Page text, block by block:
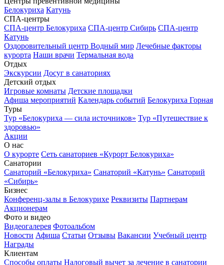
Белокуриха Катунь
СПА-центры
СПА-центр Белокуриха СПА-центр Сибирь СПА-центр
Катунь
Оздоровительный центр Водный мир Лечебные факторы
курорта Наши врачи Термальная вода
Отдых
Экскурсии Досуг в санаториях
Детский отдых
Игровые комнаты Детские площадки
Афиша мероприятий Календарь событий Белокуриха Горная
Туры
Тур «Белокуриха — сила источников» Тур «Путешествие к
здоровью»
Акции
О нас
О курорте Сеть санаториев «Курорт Белокуриха»
Санатории
Санаторий «Белокуриха» Санаторий «Катунь» Санаторий
«Сибирь»
Бизнес
Конференц-залы в Белокурихе Реквизиты Партнерам
Акционерам
Фото и видео
Видеогалерея Фотоальбом
Новости Афиша Статьи Отзывы Вакансии Учебный центр
Награды
Клиентам
Способы оплаты Налоговый вычет за лечение в санатории